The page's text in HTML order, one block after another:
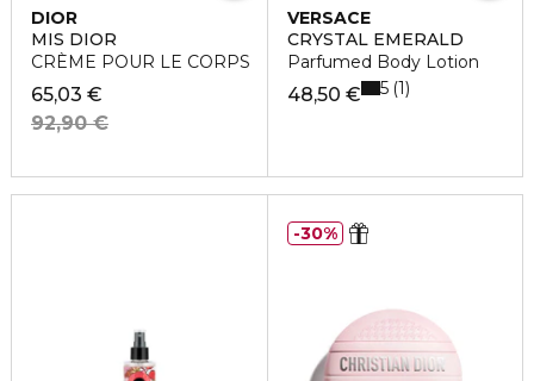
DIOR
MIS DIOR
CRÈME POUR LE CORPS
65,03 €
92,90 €
VERSACE
CRYSTAL EMERALD
Parfumed Body Lotion
48,50 € 5 1
30%